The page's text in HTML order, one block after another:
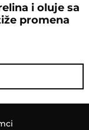
i oluje sa
promena